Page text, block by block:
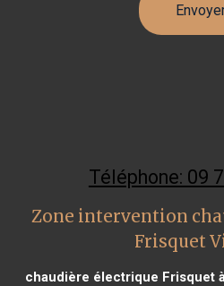
Téléphone: 09
Zone intervention
Frisquet
chaudière électrique Frisquet